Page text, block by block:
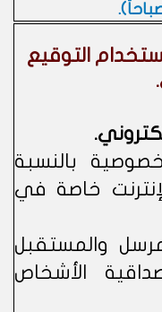
.
استخدام التوقيع
بالنسبة
خاصة في
والمستقبل
الأشخاص